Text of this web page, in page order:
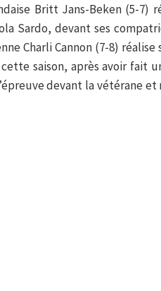
Britt Jans-Beken (5-7)
Sardo, devant ses
Charli Cannon (7-8)
cette saison, après avoir fait
devant la vétérane